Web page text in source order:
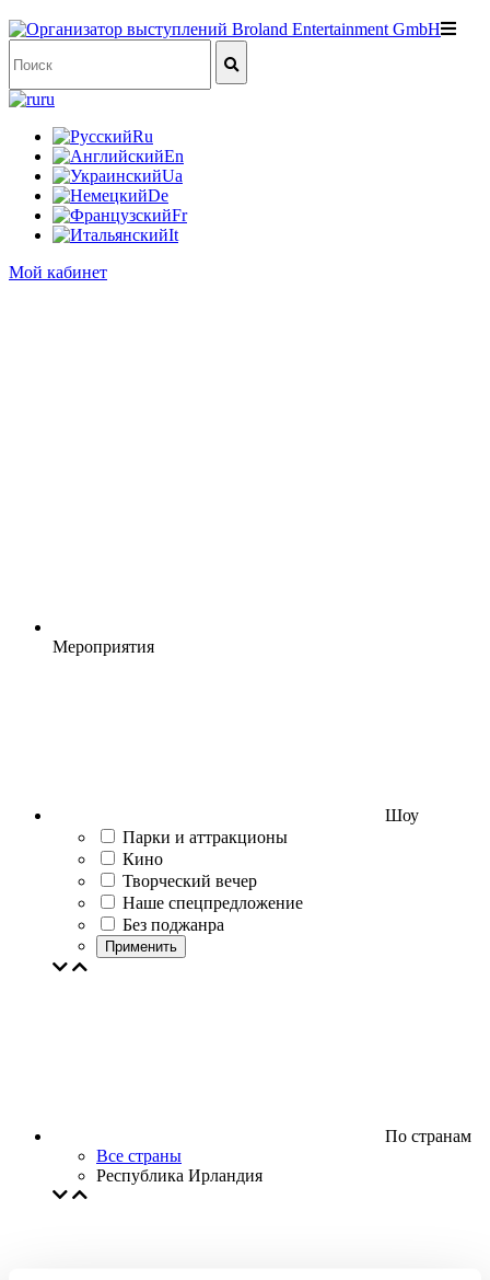
ru
Ru
En
Ua
De
Fr
It
Мой кабинет
Мероприятия
Шоу
Парки и аттракционы
Кино
Творческий вечер
Наше спецпредложение
Без поджанра
Применить
По странам
Все страны
Республика Ирландия